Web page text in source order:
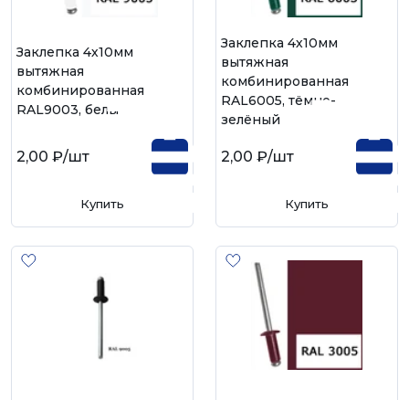
Заклепка 4х10мм
вытяжная
комбинированная
RAL9003, белый
2,00 ₽/шт
Купить
Заклепка 4х10мм
вытяжная
комбинированная
RAL6005, тёмно-
зелёный
2,00 ₽/шт
Купить